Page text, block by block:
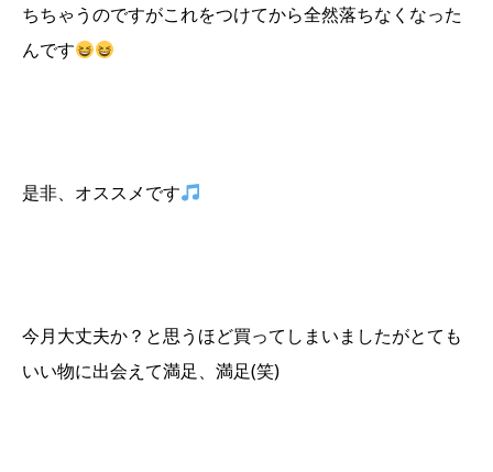
ちちゃうのですがこれをつけてから全然落ちなくなった
んです
是非、オススメです
今月大丈夫か？と思うほど買ってしまいましたがとても
いい物に出会えて満足、満足(笑)